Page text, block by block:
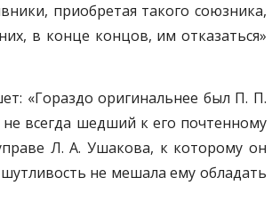
приобретая такого союзника,
в конце концов, им отказаться»
«Гораздо оригинальнее был П. П.
всегда шедший к его почтенному
Л. А. Ушакова, к которому он
не мешала ему обладать